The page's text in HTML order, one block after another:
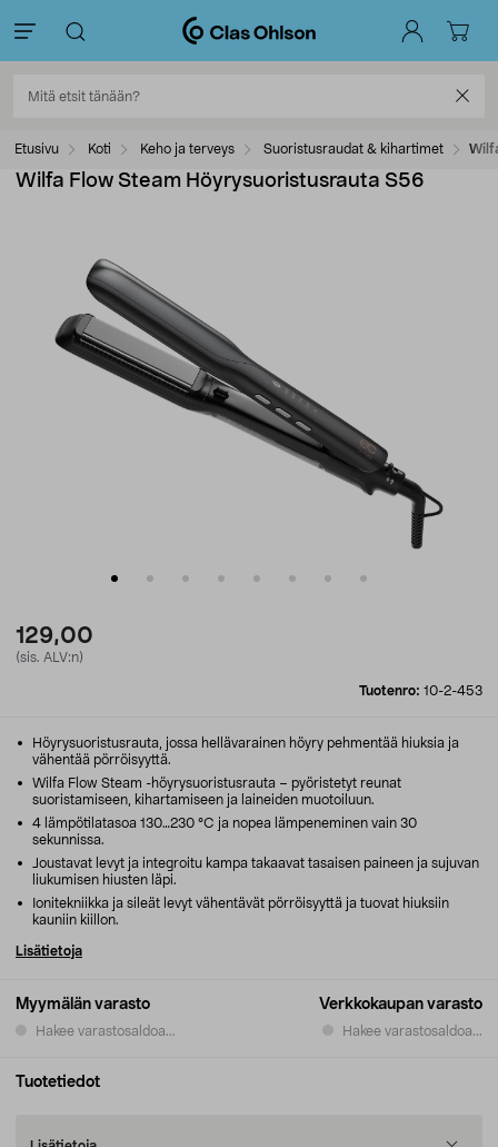
Etusivu Koti Keho ja terveys Suoristusraudat & kihartimet
Wilfa Flow Steam Höyrysuoristusrauta S56
129,00
(sis. ALV:n)
Tuotenro: 10-2-453
Myymälän varasto
Hakee varastosaldoa...
Verkkokaupan varasto
Hakee varastosaldoa...
Höyrysuoristusrauta, jossa hellävarainen höyry pehmentää hiuksia ja
vähentää pörröisyyttä.
Wilfa Flow Steam -höyrysuoristusrauta – pyöristetyt reunat
suoristamiseen, kihartamiseen ja laineiden muotoiluun.
4 lämpötilatasoa 130…230 °C ja nopea lämpeneminen vain 30
sekunnissa.
Joustavat levyt ja integroitu kampa takaavat tasaisen paineen ja sujuvan
liukumisen hiusten läpi.
Ionitekniikka ja sileät levyt vähentävät pörröisyyttä ja tuovat hiuksiin
kauniin kiillon.
Lisätietoja
Tuotetiedot